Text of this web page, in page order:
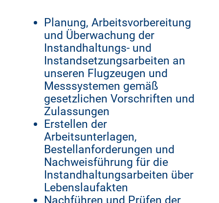
Planung, Arbeitsvorbereitung
und Überwachung der
Instandhaltungs- und
Instandsetzungsarbeiten an
unseren Flugzeugen und
Messsystemen gemäß
gesetzlichen Vorschriften und
Zulassungen
Erstellen der
Arbeitsunterlagen,
Bestellanforderungen und
Nachweisführung für die
Instandhaltungsarbeiten über
Lebenslaufakten